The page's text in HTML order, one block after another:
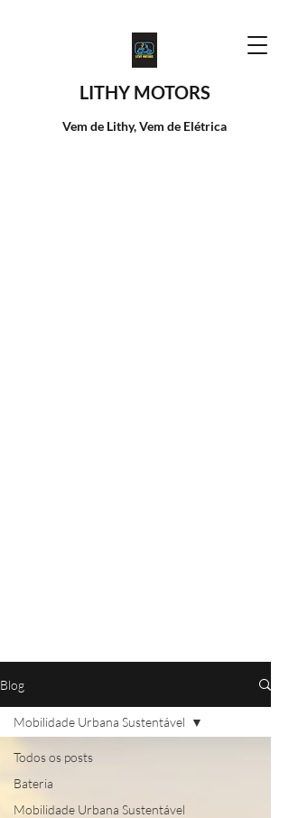
LITHY MOTORS
Vem de Lithy, Vem de Elétrica
Blog
Todos os posts
Bateria
Mobilidade Urbana Sustentável
Mobilidade Urbana Sustentável